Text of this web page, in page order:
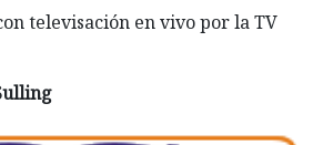
televisación en vivo por la TV